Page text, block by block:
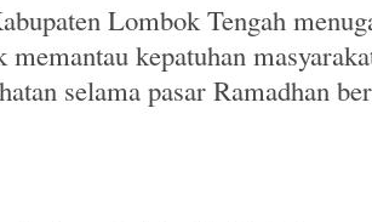
Lombok Tengah
memantau kepatuhan
selama pasar Ramadhan